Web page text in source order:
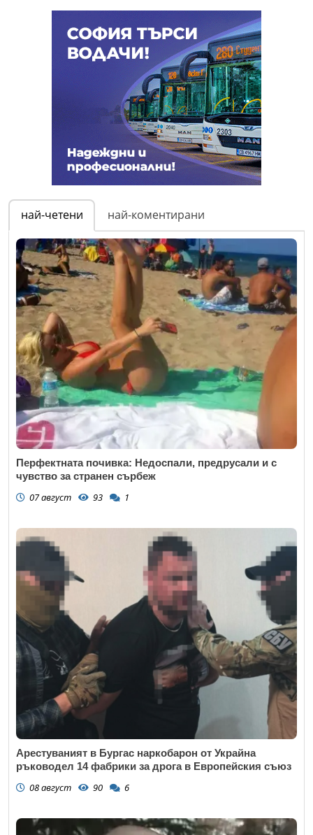
най-четени най-коментирани
Перфектната почивка: Недоспали, предрусали и с
чувство за странен сърбеж
07 август 93 1
Арестуваният в Бургас наркобарон от Украйна
ръководел 14 фабрики за дрога в Европейския съюз
08 август 90 6